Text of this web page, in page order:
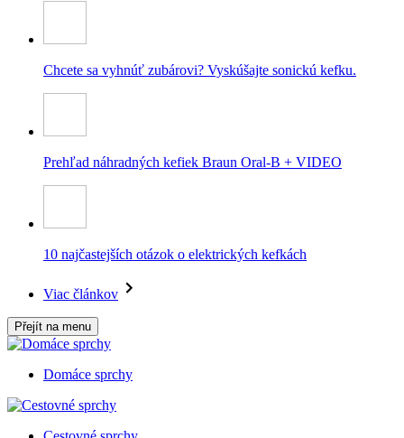
Chcete sa vyhnúť zubárovi? Vyskúšajte sonickú kefku.
Prehľad náhradných kefiek Braun Oral-B + VIDEO
10 najčastejších otázok o elektrických kefkách
Viac článkov
Přejít na menu
Domáce sprchy